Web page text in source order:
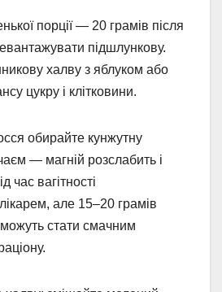
порції — 20 грамів після
підшлункову.
халву з яблуком або
цукру і клітковини.
обирайте кунжутну
— магній розслабить і
час вагітності
але 15–20 грамів
стати смачним